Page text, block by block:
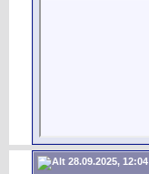
28.09.2025, 12:04